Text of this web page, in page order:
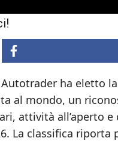
ha eletto
al mondo, un
attività all’aperto
La classifica riporta